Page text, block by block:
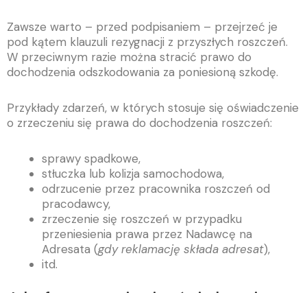
Zawsze warto – przed podpisaniem – przejrzeć je
pod kątem klauzuli rezygnacji z przyszłych roszczeń.
W przeciwnym razie można stracić prawo do
dochodzenia odszkodowania za poniesioną szkodę.
Przykłady zdarzeń, w których stosuje się oświadczenie
o zrzeczeniu się prawa do dochodzenia roszczeń:
sprawy spadkowe,
stłuczka lub kolizja samochodowa,
odrzucenie przez pracownika roszczeń od
pracodawcy,
zrzeczenie się roszczeń w przypadku
przeniesienia prawa przez Nadawcę na
Adresata (gdy reklamację składa adresat),
itd.